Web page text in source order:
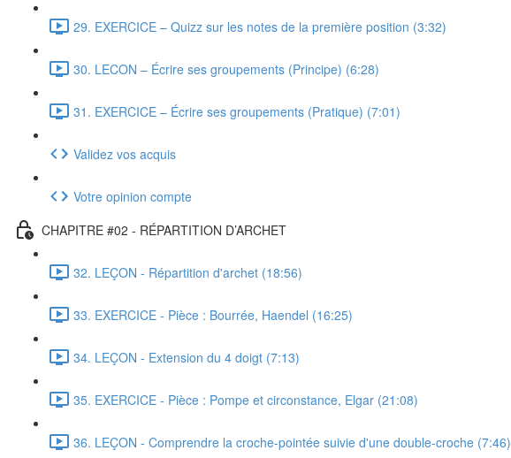
29. EXERCICE – Quizz sur les notes de la première position (3:32)
30. LECON – Écrire ses groupements (Principe) (6:28)
31. EXERCICE – Écrire ses groupements (Pratique) (7:01)
Validez vos acquis
Votre opinion compte
CHAPITRE #02 - RÉPARTITION D’ARCHET
32. LEÇON - Répartition d'archet (18:56)
33. EXERCICE - Pièce : Bourrée, Haendel (16:25)
34. LEÇON - Extension du 4 doigt (7:13)
35. EXERCICE - Pièce : Pompe et circonstance, Elgar (21:08)
36. LEÇON - Comprendre la croche-pointée suivie d'une double-croche (7:46)